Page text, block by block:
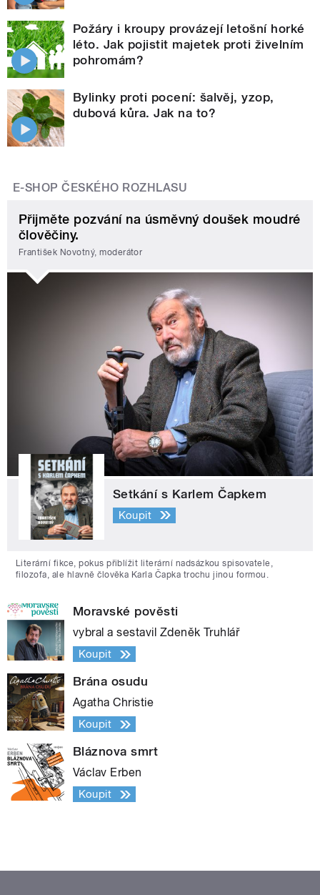
Požáry i kroupy provázejí letošní horké
léto. Jak pojistit majetek proti živelním
pohromám?
Bylinky proti pocení: šalvěj, yzop,
dubová kůra. Jak na to?
E-SHOP ČESKÉHO ROZHLASU
Přijměte pozvání na úsměvný doušek moudré
člověčiny.
František Novotný, moderátor
Setkání s Karlem Čapkem
Koupit
Literární fikce, pokus přiblížit literární nadsázkou spisovatele,
filozofa, ale hlavně člověka Karla Čapka trochu jinou formou.
Moravské pověsti
vybral a sestavil Zdeněk Truhlář
Koupit
Brána osudu
Agatha Christie
Koupit
Bláznova smrt
Václav Erben
Koupit